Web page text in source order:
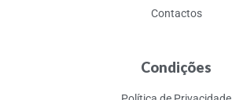
Contactos
Condições